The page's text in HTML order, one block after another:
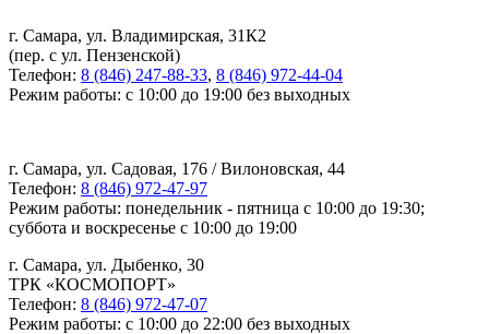
г. Самара, ул. Владимирская, 31К2
(пер. с ул. Пензенской)
Телефон: 8 (846) 247-88-33, 8 (846) 972-44-04
Режим работы: с 10:00 до 19:00 без выходных
г. Самара, ул. Садовая, 176 / Вилоновская, 44
Телефон: 8 (846) 972-47-97
Режим работы: понедельник - пятница с 10:00 до 19:30;
суббота и воскресенье с 10:00 до 19:00
г. Самара, ул. Дыбенко, 30
ТРК «КОСМОПОРТ»
Телефон: 8 (846) 972-47-07
Режим работы: с 10:00 до 22:00 без выходных